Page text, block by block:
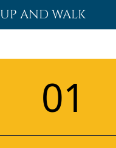
AND WALK
01